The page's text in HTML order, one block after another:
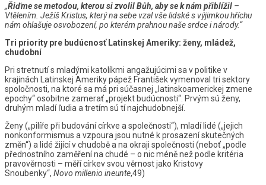
„Řiďme se metodou, kterou si zvolil Bůh, aby se k nám přiblížil –
Vtělením. Ježíš Kristus, který na sebe vzal vše lidské s výjimkou hříchu
nám ohlašuje osvobození, po kterém prahnou naše srdce i národy.“
Tri priority pre budúcnosť Latinskej Ameriky: ženy, mládež,
chudobní
Pri stretnutí s mladými katolíkmi angažujúcimi sa v politike v
krajinách Latinskej Ameriky pápež František vymenoval tri sektory
spoločnosti, na ktoré sa má pri súčasnej „latinskoamerickej zmene
epochy“ osobitne zamerať „projekt budúcnosti“. Prvým sú ženy,
druhým mladí ľudia a tretím sú tí najchudobnejší.
Ženy („pilíře při budování církve a společnosti“), mladí lidé („jejich
nonkonformismus a vzpoura jsou nutné k prosazení skutečných
změn“) a lidé žijící v chudobě a na okraji společnosti (neboť „podle
přednostního zaměření na chudé – o nic méně než podle kritéria
pravověrnosti – měří církev svou věrnost jako Kristovy
Snoubenky“, Novo millenio ineunte,49)